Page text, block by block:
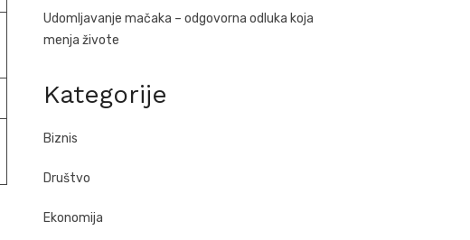
Udomljavanje mačaka – odgovorna odluka koja
menja živote
Kategorije
Biznis
Društvo
Ekonomija